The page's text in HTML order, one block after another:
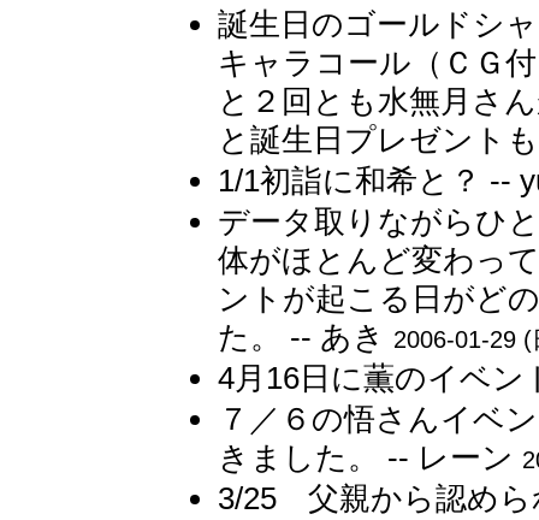
誕生日のゴールドシ
キャラコール（ＣＧ
と２回とも水無月さ
と誕生日プレゼント
1/1初詣に和希と？ --
データ取りながらひ
体がほとんど変わっ
ントが起こる日がど
た。 -- あき
2006-01-29
4月16日に薫のイベ
７／６の悟さんイベ
きました。 -- レーン
3/25 父親から認めら